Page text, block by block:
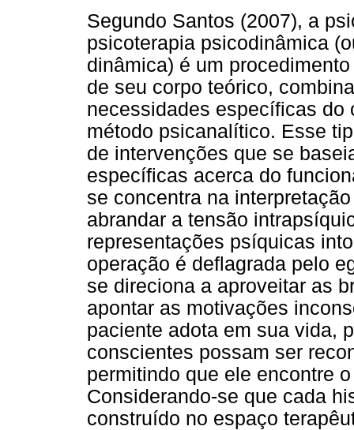
Segundo Santos (2007), a
psicoterapia psicodinâmica
dinâmica) é um
de seu corpo teórico,
necessidades específicas do
método psicanalítico. Esse
de intervenções que se
específicas acerca do
se concentra na
abrandar a tensão
representações psíquicas
operação é deflagrada pelo
se direciona a aproveitar as
apontar as motivações
paciente adota em sua vida,
conscientes possam ser
permitindo que ele encontre
Considerando-se que cada
construído no espaço